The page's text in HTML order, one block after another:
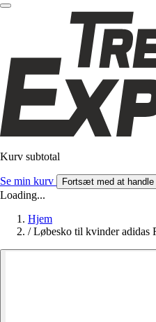
Kurv subtotal
Se min kurv Fortsæt med at handle
Loading...
Hjem
/ Løbesko til kvinder adidas